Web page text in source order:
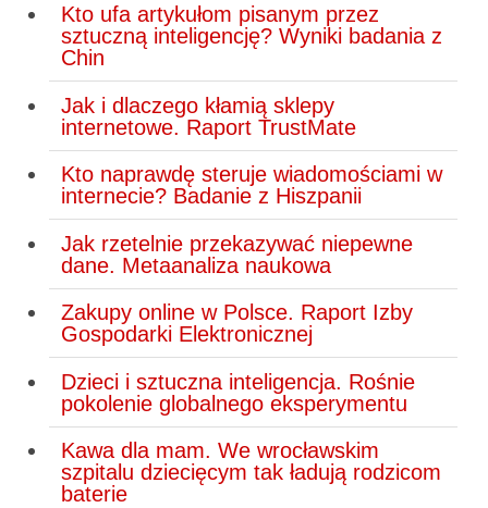
Kto ufa artykułom pisanym przez
sztuczną inteligencję? Wyniki badania z
Chin
Jak i dlaczego kłamią sklepy
internetowe. Raport TrustMate
Kto naprawdę steruje wiadomościami w
internecie? Badanie z Hiszpanii
Jak rzetelnie przekazywać niepewne
dane. Metaanaliza naukowa
Zakupy online w Polsce. Raport Izby
Gospodarki Elektronicznej
Dzieci i sztuczna inteligencja. Rośnie
pokolenie globalnego eksperymentu
Kawa dla mam. We wrocławskim
szpitalu dziecięcym tak ładują rodzicom
baterie